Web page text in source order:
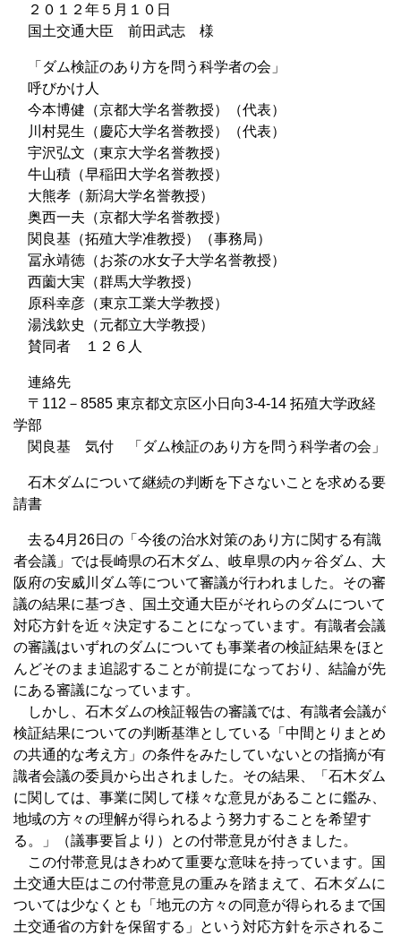
２０１２年５月１０日
国土交通大臣 前田武志 様
「ダム検証のあり方を問う科学者の会」
呼びかけ人
今本博健（京都大学名誉教授）（代表）
川村晃生（慶応大学名誉教授）（代表）
宇沢弘文（東京大学名誉教授）
牛山積（早稲田大学名誉教授）
大熊孝（新潟大学名誉教授）
奥西一夫（京都大学名誉教授）
関良基（拓殖大学准教授）（事務局）
冨永靖徳（お茶の水女子大学名誉教授）
西薗大実（群馬大学教授）
原科幸彦（東京工業大学教授）
湯浅欽史（元都立大学教授）
賛同者 １２６人
連絡先
〒112－8585 東京都文京区小日向3-4-14 拓殖大学政経
学部
関良基 気付 「ダム検証のあり方を問う科学者の会」
石木ダムについて継続の判断を下さないことを求める要
請書
去る4月26日の「今後の治水対策のあり方に関する有識
者会議」では長崎県の石木ダム、岐阜県の内ヶ谷ダム、大
阪府の安威川ダム等について審議が行われました。その審
議の結果に基づき、国土交通大臣がそれらのダムについて
対応方針を近々決定することになっています。有識者会議
の審議はいずれのダムについても事業者の検証結果をほと
んどそのまま追認することが前提になっており、結論が先
にある審議になっています。
しかし、石木ダムの検証報告の審議では、有識者会議が
検証結果についての判断基準としている「中間とりまとめ
の共通的な考え方」の条件をみたしていないとの指摘が有
識者会議の委員から出されました。その結果、「石木ダム
に関しては、事業に関して様々な意見があることに鑑み、
地域の方々の理解が得られるよう努力することを希望す
る。」（議事要旨より）との付帯意見が付きました。
この付帯意見はきわめて重要な意味を持っています。国
土交通大臣はこの付帯意見の重みを踏まえて、石木ダムに
ついては少なくとも「地元の方々の同意が得られるまで国
土交通省の方針を保留する」という対応方針を示されるこ